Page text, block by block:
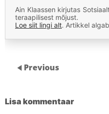
Ain Klaassen kirjutas
teraapilisest mõjust.
Loe siit lingi alt. Artikkel
Previous
Lisa kommentaar